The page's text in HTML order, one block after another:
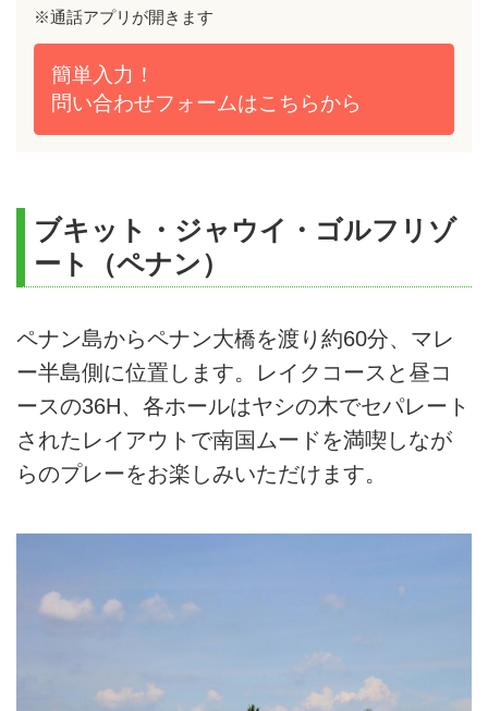
簡単入力！
問い合わせフォームはこちらから
※通話アプリが開きます
ブキット・ジャウイ・ゴルフリゾ
ート（ペナン）
ペナン島からペナン大橋を渡り約60分、マレ
ー半島側に位置します。レイクコースと昼コ
ースの36H、各ホールはヤシの木でセパレート
されたレイアウトで南国ムードを満喫しなが
らのプレーをお楽しみいただけます。